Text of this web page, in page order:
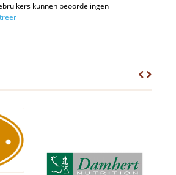
kunnen beoordelingen